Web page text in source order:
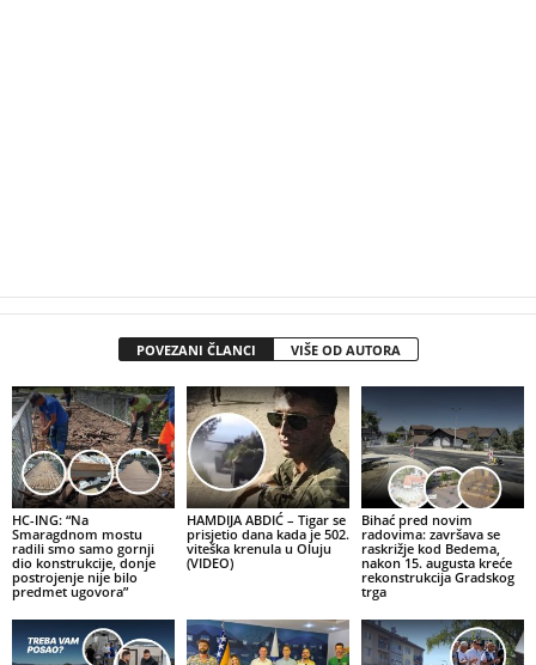
POVEZANI ČLANCI VIŠE OD AUTORA
HC-ING: “Na
Smaragdnom mostu
radili smo samo gornji
dio konstrukcije, donje
postrojenje nije bilo
predmet ugovora”
HAMDIJA ABDIĆ – Tigar se
prisjetio dana kada je 502.
viteška krenula u Oluju
(VIDEO)
Bihać pred novim
radovima: završava se
raskrižje kod Bedema,
nakon 15. augusta kreće
rekonstrukcija Gradskog
trga